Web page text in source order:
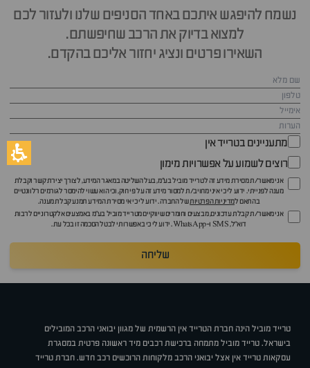
נשמח להיפגש איתכם באחד הסניפים שלנו ולעזור לכם
למצוא בדיוק את הרכב שחיפשתם.
השאירו פרטים ונציג יחזור אליכם בהקדם.
מתעניינים בטרייד אין
רוצים לשמוע על אפשרויות מימון
אני מאשר/ת מסירת מידע זה לטרייד מוביל בע"מ, בעל השליטה במאגר המידע, לצורך יצירת קשר וקבלת
מענה לפנייתי. ידוע לי כי איני מחויב/ת למסור מידע זה על פי חוק, וכי הוא עשוי להימסר לגורמים רלוונטיים
בהתאם למדיניות הפרטיותשל החברה. ידוע לי כי אי מסירת המידע תמנע קבלת מענה.
אני מאשר/ת קבלת עדכונים, מבצעים וחומרים שיווקיים מטרייד מוביל בע"מ באמצעים אלקטרוניים לרבות
דוא״ל, SMS ו-WhatsApp. ידוע לי כי באפשרותי לבטל הסכמה זו בכל עת.
שליחה
טרייד מוביל הינה חברת הטרייד אין הרשמית של מגוון יבואני הרכב המובילים
בישראל. טרייד מוביל מתמחה ברכישת רכבים מיד ראשונה פרטית במסגרת
עסקאות טרייד אין אצל יבואני הרכב מלקוחות הרוכשים רכב חדש. חברת טרייד